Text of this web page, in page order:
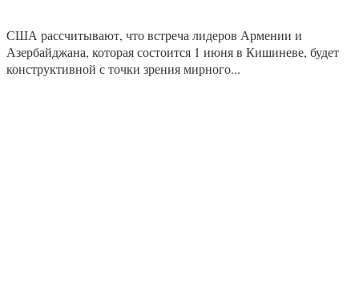
США рассчитывают, что встреча лидеров Армении и
Азербайджана, которая состоится 1 июня в Кишиневе, будет
конструктивной с точки зрения мирного...